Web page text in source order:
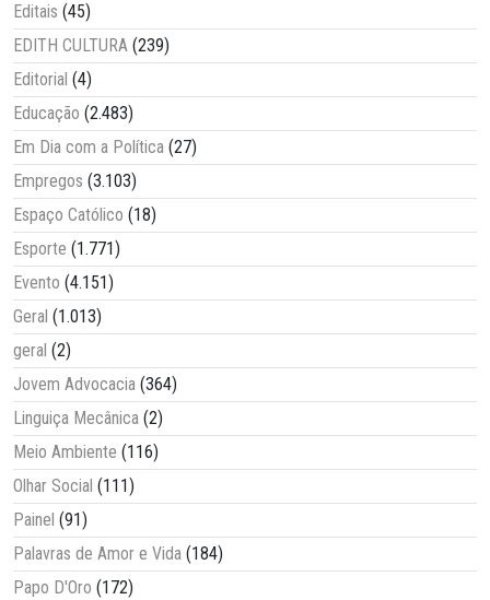
Editais (45)
EDITH CULTURA (239)
Editorial (4)
Educação (2.483)
Em Dia com a Política (27)
Empregos (3.103)
Espaço Católico (18)
Esporte (1.771)
Evento (4.151)
Geral (1.013)
geral (2)
Jovem Advocacia (364)
Linguiça Mecânica (2)
Meio Ambiente (116)
Olhar Social (111)
Painel (91)
Palavras de Amor e Vida (184)
Papo D'Oro (172)